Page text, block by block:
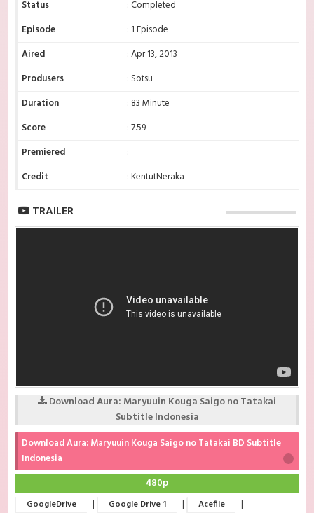
Status
: Completed
Episode
: 1 Episode
Aired
: Apr 13, 2013
Produsers
: Sotsu
Duration
: 83 Minute
Score
: 7.59
Premiered
:
Credit
: KentutNeraka
TRAILER
Download Aura: Maryuuin Kouga Saigo no Tatakai
Subtitle Indonesia
Download Aura: Maryuuin Kouga Saigo no Tatakai BD Subtitle
Indonesia
480p
GoogleDrive | Google Drive 1 | Acefile |